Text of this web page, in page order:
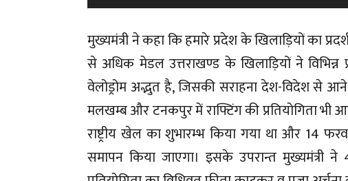
मुख्यमंत्री ने कहा कि हमारे प्रदेश के खिलाड़ियों का
से अधिक मेडल उत्तराखण्ड के खिलाड़ियों ने
वेलोड्रोम अद्भुत है, जिसकी सराहना देश-विदेश से
मलखम्ब और टनकपुर में राफ्टिंग की प्रतियोगिता भी
राष्ट्रीय खेल का शुभारम्भ किया गया था और 14
समापन किया जाएगा। इसके उपरान्त मुख्यमंत्री